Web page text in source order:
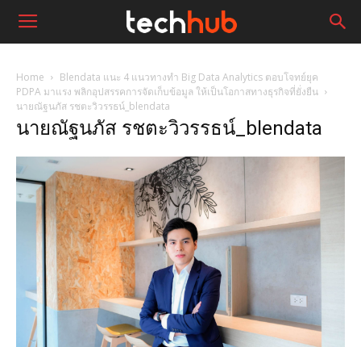
Home
Blendata แนะ 4 แนวทางทำ Big Data Analytics ตอบโจทย์ยุค
PDPA มาแรง พลิกอุปสรรคการจัดเก็บข้อมูล ให้เป็นโอกาสทางธุรกิจที่ยั่งยืน
นายณัฐนภัส รชตะวิวรรธน์_blendata
นายณัฐนภัส รชตะวิวรรธน์_blendata